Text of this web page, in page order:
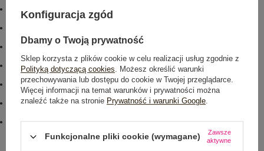
#rękaw:
długi rękaw
kopertowy
brak
#cechy dodatkowe:
cekiny,z paskiem
#skład materiału :
70% wiskoza,30% poliester
#sposób prania :
#modelka:
Modelka ma na sobie rozmiar one size. Wymiary modelki: wzrost 176
cm, biust 90 cm, talia 62 cm, biodra 94 cm
Konfiguracja zgód
Dbamy o Twoją prywatność
Sklep korzysta z plików cookie w celu realizacji usług zgodnie z
Polityką dotyczącą cookies. Możesz określić warunki
przechowywania lub dostępu do cookie w Twojej przeglądarce.
Więcej informacji na temat warunków i prywatności można
znaleźć także na stronie Prywatność i warunki Google.
Funkcjonalne pliki cookie (wymagane)
Zawsze
aktywne